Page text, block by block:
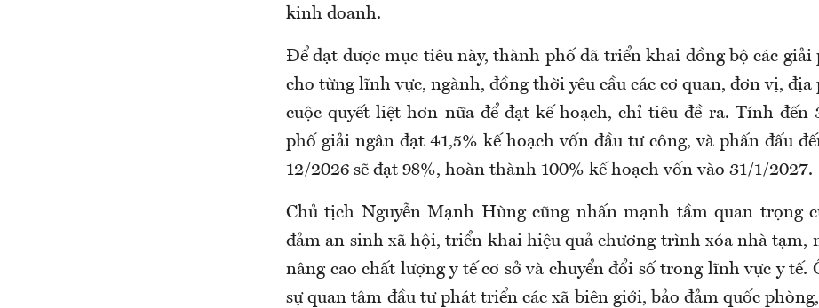
kinh doanh.
Để đạt được mục tiêu này, thành phố đã triển khai đồng bộ các giải
cho từng lĩnh vực, ngành, đồng thời yêu cầu các cơ quan, đơn vị, địa
cuộc quyết liệt hơn nữa để đạt kế hoạch, chỉ tiêu đề ra. Tính đến
phố giải ngân đạt 41,5% kế hoạch vốn đầu tư công, và phấn đấu
12/2026 sẽ đạt 98%, hoàn thành 100% kế hoạch vốn vào 31/1/2027.
Chủ tịch Nguyễn Mạnh Hùng cũng nhấn mạnh tầm quan trọng
đảm an sinh xã hội, triển khai hiệu quả chương trình xóa nhà tạm,
nâng cao chất lượng y tế cơ sở và chuyển đổi số trong lĩnh vực y tế.
sự quan tâm đầu tư phát triển các xã biên giới, bảo đảm quốc